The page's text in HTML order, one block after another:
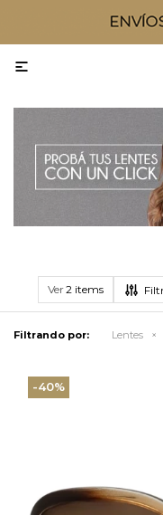

Ver
Filtrando por: Lentes
40